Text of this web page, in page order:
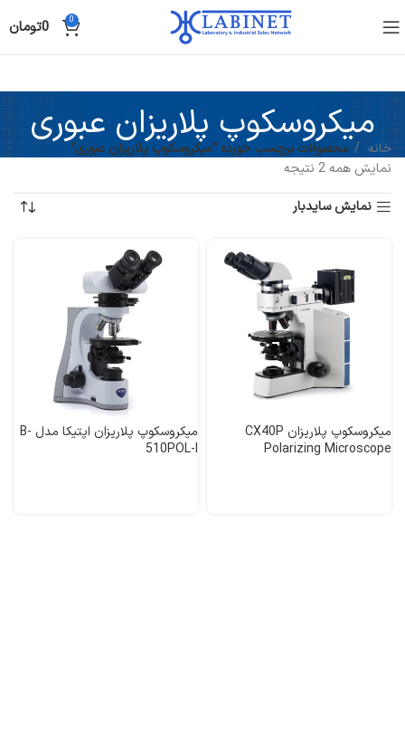
0
0تومان
میکروسکوپ پلاریزان عبوری
خانه
محصولات برچسب خورده “میکروسکوپ پلاریزان عبوری”
نمایش همه 2 نتیجه
نمایش سایدبار
میکروسکوپ پلاریزان CX40P
Polarizing Microscope
میکروسکوپ پلاریزان اپتیکا مدل B-
510POL-I